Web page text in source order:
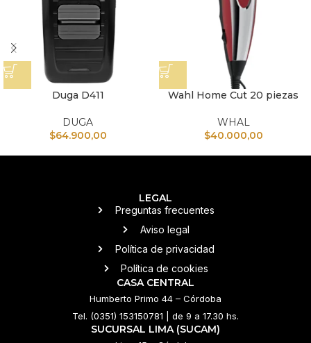
Duga D411
DUGA
$64.900,00
Wahl Home Cut 20 piezas
WHAL
$40.000,00
LEGAL
Preguntas frecuentes
Aviso legal
Política de privacidad
Política de cookies
CASA CENTRAL
Humberto Primo 44 – Córdoba
Tel. (0351) 153150781 | de 9 a 17.30 hs.
SUCURSAL LIMA (SUCAM)